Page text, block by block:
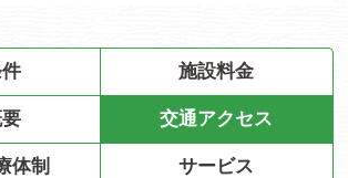
施設料金
交通アクセス
体制 サービス